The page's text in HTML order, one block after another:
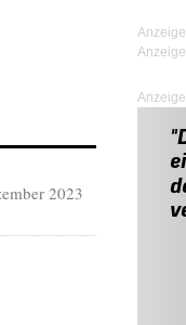
2023
Anzeige